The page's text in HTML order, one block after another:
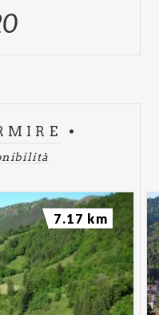
7.17 km